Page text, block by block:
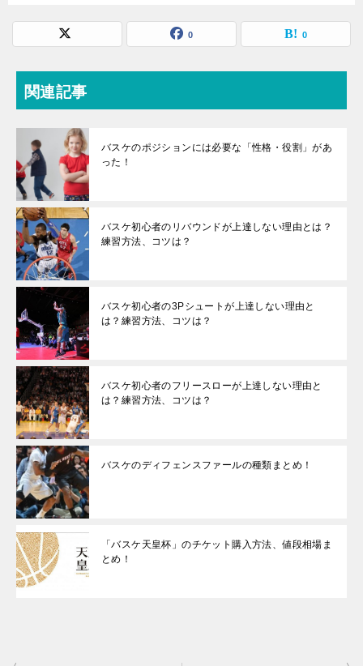
0 0
関連記事
バスケのポジションには必要な「性格・役割」があ
った！
バスケ初心者のリバウンドが上達しない理由とは？
練習方法、コツは？
バスケ初心者の3Pシュートが上達しない理由と
は？練習方法、コツは？
バスケ初心者のフリースローが上達しない理由と
は？練習方法、コツは？
バスケのディフェンスファールの種類まとめ！
「バスケ天皇杯」のチケット購入方法、値段相場ま
とめ！